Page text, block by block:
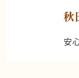
秋
安